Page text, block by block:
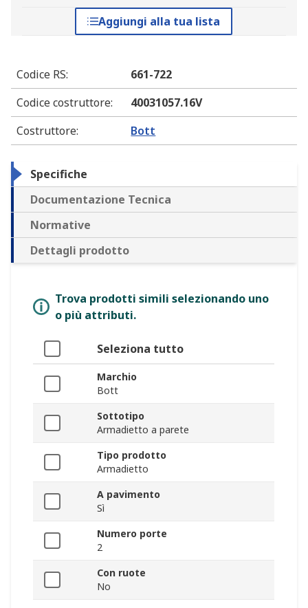
Aggiungi alla tua lista
Codice RS:
661-722
Codice costruttore:
40031057.16V
Costruttore: Bott
Specifiche
Documentazione Tecnica
Normative
Dettagli prodotto
Trova prodotti simili selezionando uno
o più attributi.
Seleziona tutto
Marchio
Bott
Sottotipo
Armadietto a parete
Tipo prodotto
Armadietto
A pavimento
Sì
Numero porte
2
Con ruote
No